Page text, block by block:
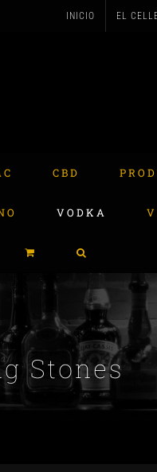
INICIO EL
CBD
VODKA
Stones